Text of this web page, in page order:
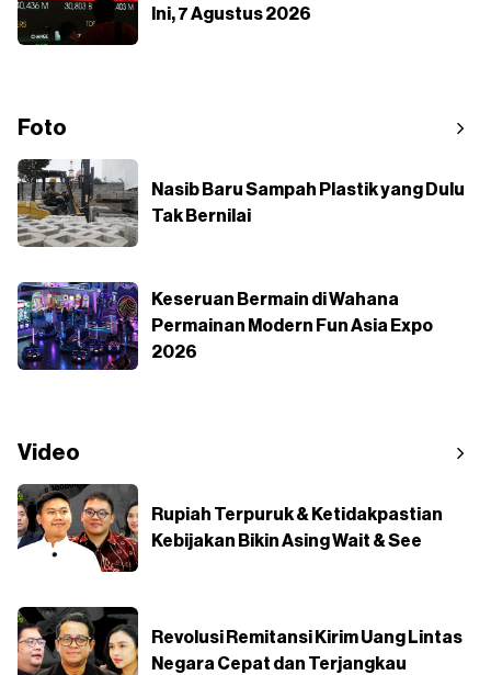
Ini, 7 Agustus 2026
Foto
Nasib Baru Sampah Plastik yang Dulu
Tak Bernilai
Keseruan Bermain di Wahana
Permainan Modern Fun Asia Expo
2026
Video
Rupiah Terpuruk & Ketidakpastian
Kebijakan Bikin Asing Wait & See
Revolusi Remitansi Kirim Uang Lintas
Negara Cepat dan Terjangkau